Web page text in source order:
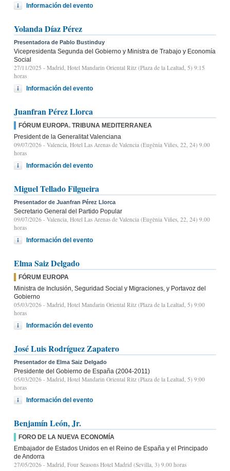
Información del evento
Yolanda Díaz Pérez
Presentadora de Pablo Bustinduy
Vicepresidenta Segunda del Gobierno y Ministra de Trabajo y Economía
Social
27/11/2025 - Madrid, Hotel Mandarin Oriental Ritz (Plaza de la Lealtad, 5) 9:15
horas
Información del evento
Juanfran Pérez Llorca
FÓRUM EUROPA. TRIBUNA MEDITERRANEA
President de la Generalitat Valenciana
09/07/2026 - Valencia, Hotel Las Arenas de Valencia (Eugènia Viñes, 22, 24) 9.00
horas
Información del evento
Miguel Tellado Filgueira
Presentador de Juanfran Pérez Llorca
Secretario General del Partido Popular
09/07/2026 - Valencia, Hotel Las Arenas de Valencia (Eugènia Viñes, 22, 24) 9.00
horas
Información del evento
Elma Saiz Delgado
FÓRUM EUROPA
Ministra de Inclusión, Seguridad Social y Migraciones, y Portavoz del
Gobierno
05/03/2026 - Madrid, Hotel Mandarin Oriental Ritz (Plaza de la Lealtad, 5) 9:00
horas
Información del evento
José Luis Rodríguez Zapatero
Presentador de Elma Saiz Delgado
Presidente del Gobierno de España (2004-2011)
05/03/2026 - Madrid, Hotel Mandarin Oriental Ritz (Plaza de la Lealtad, 5) 9:00
horas
Información del evento
Benjamín León, Jr.
FORO DE LA NUEVA ECONOMÍA
Embajador de Estados Unidos en el Reino de España y el Principado
de Andorra
27/05/2026 - Madrid, Four Seasons Hotel Madrid (Sevilla, 3) 9.00 horas